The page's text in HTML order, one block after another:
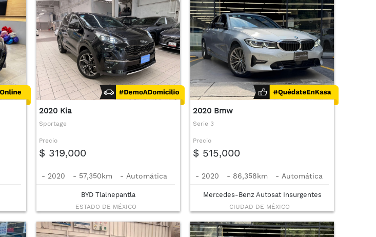
2020 Kia
Sportage
Precio
$ 319,000
- 2020 - 57,350km - Automática
BYD Tlalnepantla
ESTADO DE MÉXICO
2020 Bmw
Serie 3
Precio
$ 515,000
- 2020 - 86,358km - Automática
Mercedes-Benz Autosat Insurgentes
CIUDAD DE MÉXICO